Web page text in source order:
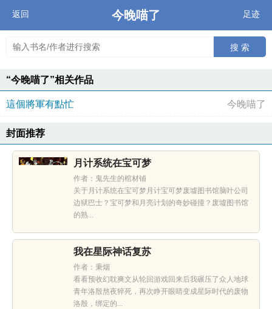
返回 今晚喵了 足迹
搜 索
“今晚喵了”相关作品
這個將軍有點忙 今晚喵了
封面推荐
月计系统在宝可梦
作者：鬼先生的棺材铺
关于月计系统在宝可梦月计宝可梦废墟图书馆脑叶公司
边狱巴士？宝可梦和月亮计划的奇妙碰撞？废墟图书馆
的熟...
我在星际神话复苏
作者：秉烟
看看预收幻耽爽文从轮回游戏回来后我碾压了众人地球
青年洛殷熬夜猝死，再次睁开眼睛变成星际时代的废物
洛殷，绑定的...